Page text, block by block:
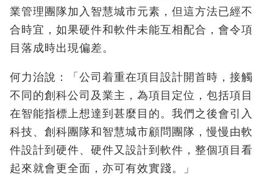
業管理團隊加入智慧城市元素，但這方法已經不
合時宜，如果硬件和軟件未能互相配合，會令項
目落成時出現偏差。
何力治說：「公司着重在項目設計開首時，接觸
不同的創科公司及業主，為項目定位，包括項目
在智能指標上想達到甚麼目的。我們之後會引入
科技、創科團隊和智慧城市顧問團隊，慢慢由軟
件設計到硬件、硬件又設計到軟件，整個項目看
起來就會更全面，亦可有效實踐。」